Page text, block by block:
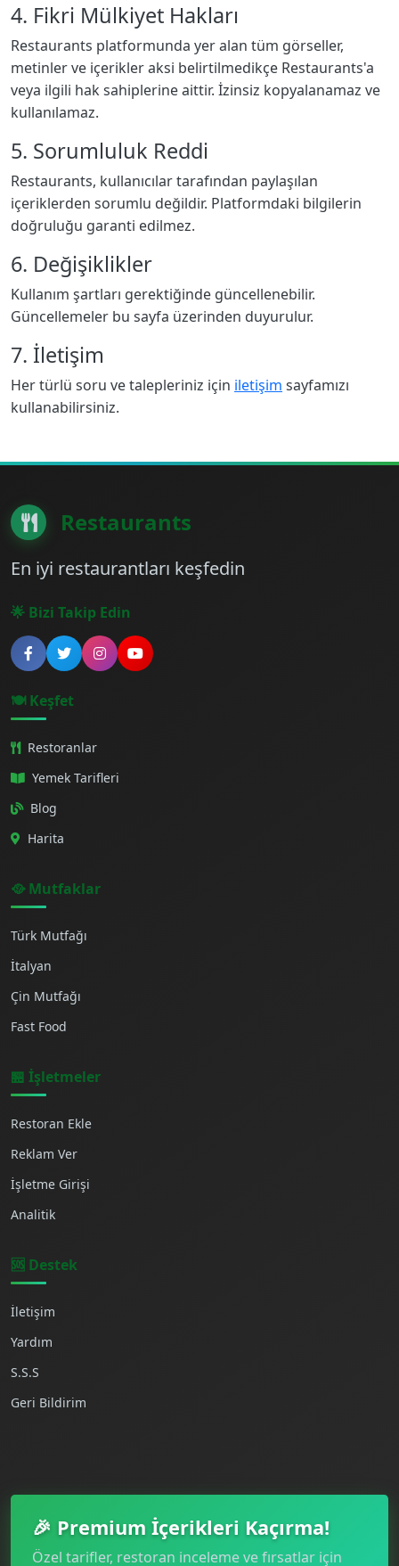
4. Fikri Mülkiyet Hakları
Restaurants platformunda yer alan tüm görseller,
metinler ve içerikler aksi belirtilmedikçe Restaurants'a
veya ilgili hak sahiplerine aittir. İzinsiz kopyalanamaz ve
kullanılamaz.
5. Sorumluluk Reddi
Restaurants, kullanıcılar tarafından paylaşılan
içeriklerden sorumlu değildir. Platformdaki bilgilerin
doğruluğu garanti edilmez.
6. Değişiklikler
Kullanım şartları gerektiğinde güncellenebilir.
Güncellemeler bu sayfa üzerinden duyurulur.
7. İletişim
Her türlü soru ve talepleriniz için iletişim sayfamızı
kullanabilirsiniz.
Restaurants
En iyi restaurantları keşfedin
🌟 Bizi Takip Edin
🍽️ Keşfet
Restoranlar
Yemek Tarifleri
Blog
Harita
🥘 Mutfaklar
Türk Mutfağı
İtalyan
Çin Mutfağı
Fast Food
🏪 İşletmeler
Restoran Ekle
Reklam Ver
İşletme Girişi
Analitik
🆘 Destek
İletişim
Yardım
S.S.S
Geri Bildirim
🎉 Premium İçerikleri Kaçırma!
Özel tarifler, restoran inceleme ve fırsatlar için